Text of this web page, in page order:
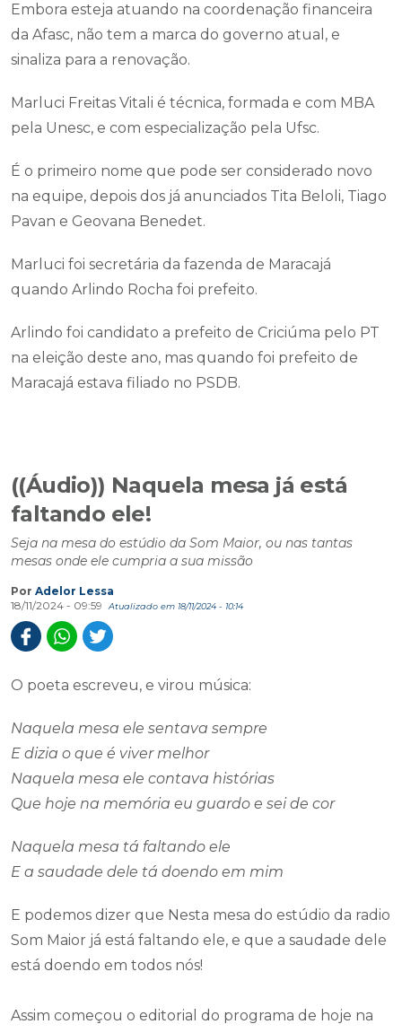
Embora esteja atuando na coordenação financeira
da Afasc, não tem a marca do governo atual, e
sinaliza para a renovação.
Marluci Freitas Vitali é técnica, formada e com MBA
pela Unesc, e com especialização pela Ufsc.
É o primeiro nome que pode ser considerado novo
na equipe, depois dos já anunciados Tita Beloli, Tiago
Pavan e Geovana Benedet.
Marluci foi secretária da fazenda de Maracajá
quando Arlindo Rocha foi prefeito.
Arlindo foi candidato a prefeito de Criciúma pelo PT
na eleição deste ano, mas quando foi prefeito de
Maracajá estava filiado no PSDB.
((Áudio)) Naquela mesa já está
faltando ele!
Seja na mesa do estúdio da Som Maior, ou nas tantas
mesas onde ele cumpria a sua missão
Por Adelor Lessa
18/11/2024 - 09:59
Atualizado em 18/11/2024 - 10:14
O poeta escreveu, e virou música:
Naquela mesa ele sentava sempre
E dizia o que é viver melhor
Naquela mesa ele contava histórias
Que hoje na memória eu guardo e sei de cor
Naquela mesa tá faltando ele
E a saudade dele tá doendo em mim
E podemos dizer que Nesta mesa do estúdio da radio
Som Maior já está faltando ele, e que a saudade dele
está doendo em todos nós!
Assim começou o editorial do programa de hoje na